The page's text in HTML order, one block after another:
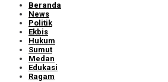
Beranda
News
Politik
Ekbis
Hukum
Sumut
Medan
Edukasi
Ragam